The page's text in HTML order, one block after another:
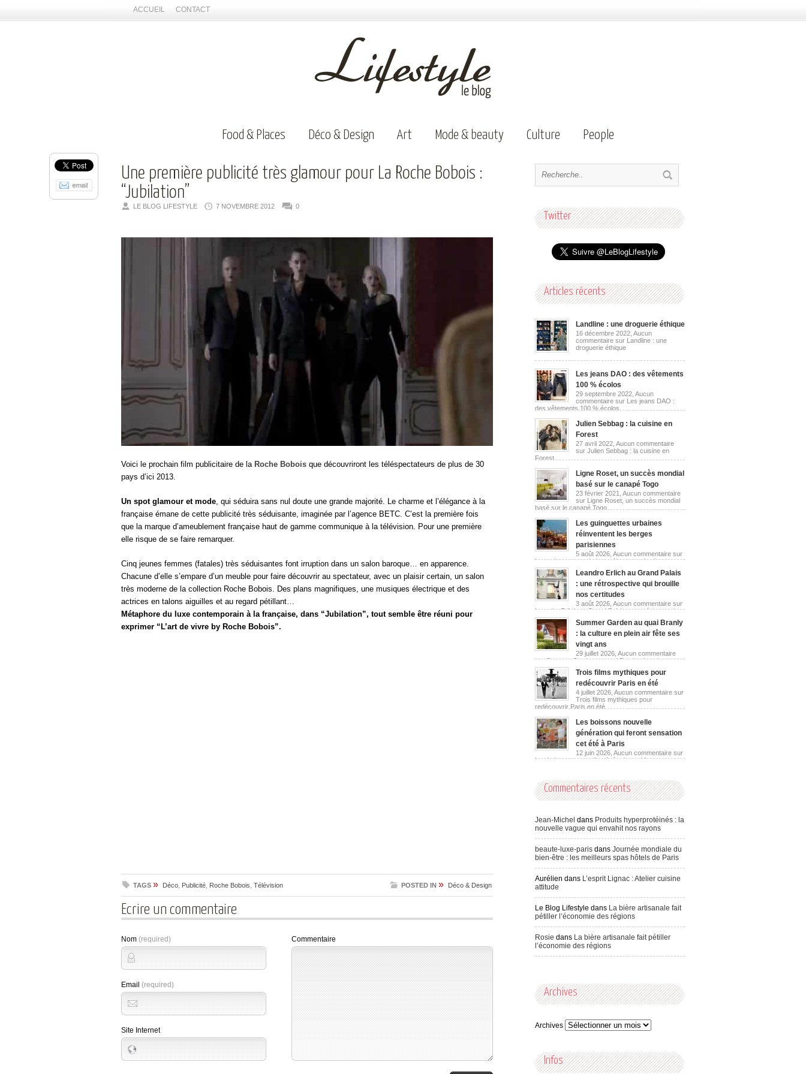
ACCUEIL CONTACT
Food & Places Déco & Design Art Mode & beauty Culture People
Une première publicité très glamour pour La Roche Bobois :
“Jubilation”
LE BLOG LIFESTYLE 7 NOVEMBRE 2012 0
Voici le prochain film publicitaire de la Roche Bobois que découvriront les téléspectateurs de plus de 30
pays d’ici 2013.
Un spot glamour et mode, qui séduira sans nul doute une grande majorité. Le charme et l’élégance à la
française émane de cette publicité très séduisante, imaginée par l’agence BETC. C’est la première fois
que la marque d’ameublement française haut de gamme communique à la télévision. Pour une première
elle risque de se faire remarquer.
Cinq jeunes femmes (fatales) très séduisantes font irruption dans un salon baroque… en apparence.
Chacune d’elle s’empare d’un meuble pour faire découvrir au spectateur, avec un plaisir certain, un salon
très moderne de la collection Roche Bobois. Des plans magnifiques, une musiques électrique et des
actrices en talons aiguilles et au regard pétillant…
Métaphore du luxe contemporain à la française, dans “Jubilation”, tout semble être réuni pour
exprimer “L’art de vivre by Roche Bobois”.
TAGS » Déco Publicité Roche Bobois Télévision POSTED IN » Déco & Design
Ecrire un commentaire
Nom (required)
Email (required)
Site Internet
Commentaire
Twitter
Articles récents
Landline : une droguerie éthique
16 décembre 2022, Aucun
commentaire sur Landline : une
droguerie éthique
Les jeans DAO : des vêtements
100 % écolos
29 septembre 2022, Aucun
commentaire sur Les jeans DAO :
des vêtements 100 % écolos
Julien Sebbag : la cuisine en
Forest
27 avril 2022, Aucun commentaire
sur Julien Sebbag : la cuisine en
Forest
Ligne Roset, un succès mondial
basé sur le canapé Togo
23 février 2021, Aucun commentaire
sur Ligne Roset, un succès mondial
basé sur le canapé Togo
Les guinguettes urbaines
réinventent les berges
parisiennes
5 août 2026, Aucun commentaire sur
Les guinguettes urbaines réinventent les berges
parisiennes
Leandro Erlich au Grand Palais
: une rétrospective qui brouille
nos certitudes
3 août 2026, Aucun commentaire sur
Leandro Erlich au Grand Palais : une rétrospective
qui brouille nos certitudes
Summer Garden au quai Branly
: la culture en plein air fête ses
vingt ans
29 juillet 2026, Aucun commentaire
sur Summer Garden au quai Branly : la culture en
plein air fête ses vingt ans
Trois films mythiques pour
redécouvrir Paris en été
4 juillet 2026, Aucun commentaire sur
Trois films mythiques pour
redécouvrir Paris en été
Les boissons nouvelle
génération qui feront sensation
cet été à Paris
12 juin 2026, Aucun commentaire sur
Les boissons nouvelle génération qui feront
Commentaires récents
Jean-Michel dans Produits hyperprotéinés : la
nouvelle vague qui envahit nos rayons
beaute-luxe-paris dans Journée mondiale du
bien-être : les meilleurs spas hôtels de Paris
Aurélien dans L’esprit Lignac : Atelier cuisine
attitude
Le Blog Lifestyle dans La bière artisanale fait
pétiller l’économie des régions
Rosie dans La bière artisanale fait pétiller
l’économie des régions
Archives
Archives
Infos